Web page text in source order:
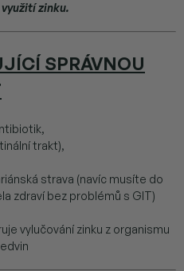
zinku.
SPRÁVNOU
trakt),
strava (navíc musíte do
zdraví bez problémů s GIT)
vylučování zinku z organismu